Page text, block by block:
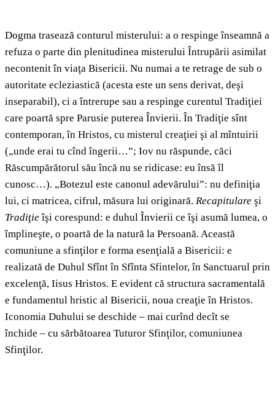
Dogma trasează conturul misterului: a o respinge înseamnă a
refuza o parte din plenitudinea misterului Întrupării asimilat
necontenit în viaţa Bisericii. Nu numai a te retrage de sub o
autoritate ecleziastică (acesta este un sens derivat, deşi
inseparabil), ci a întrerupe sau a respinge curentul Tradiţiei
care poartă spre Parusie puterea Învierii. În Tradiţie sînt
contemporan, în Hristos, cu misterul creaţiei şi al mîntuirii
(„unde erai tu cînd îngerii…”; Iov nu răspunde, căci
Răscumpărătorul său încă nu se ridicase: eu însă îl
cunosc…). „Botezul este canonul adevărului”: nu definiţia
lui, ci matricea, cifrul, măsura lui originară. Recapitulare şi
Tradiţieîşi corespund: e duhul Învierii ce îşi asumă lumea, o
împlineşte, o poartă de la natură la Persoană. Această
comuniune a sfinţilor e forma esenţială a Bisericii: e
realizată de Duhul Sfînt în Sfînta Sfintelor, în Sanctuarul prin
excelenţă, Iisus Hristos. E evident că structura sacramentală
e fundamentul hristic al Bisericii, noua creaţie în Hristos.
Iconomia Duhului se deschide – mai curînd decît se
închide – cu sărbătoarea Tuturor Sfinţilor, comuniunea
Sfinţilor.